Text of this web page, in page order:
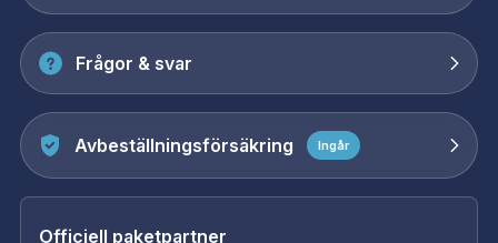
Frågor & svar
Avbeställningsförsäkring Ingår
Officiell paketpartner